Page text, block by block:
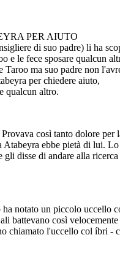
PER AIUTO
di suo padre) li ha
e le fece sposare qualcun
Taroo ma suo padre non
per chiedere aiuto,
qualcun altro.
così tanto dolore per
Atabeyra ebbe pietà di lui. Lo
disse di andare alla
notato un piccolo uccello
battevano così velocemente
chiamato l'uccello col íbri -